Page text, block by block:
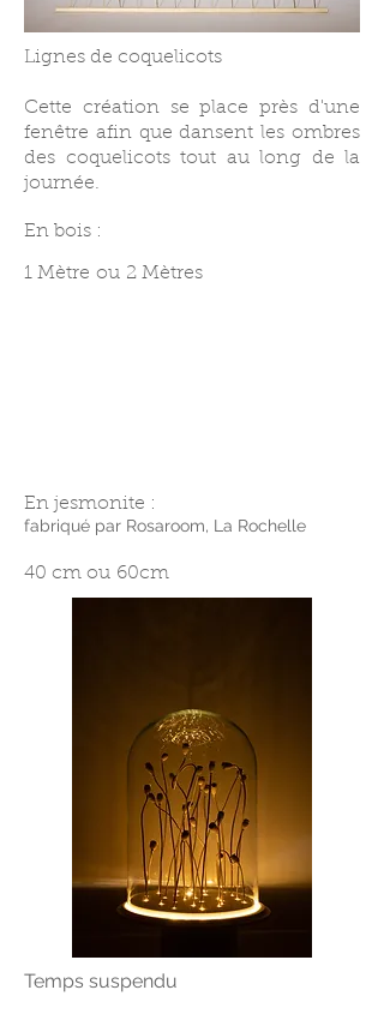
Lignes de coquelicots
Cette création se place près d'une
fenêtre afin que dansent les ombres
des coquelicots tout au long de la
journée.
En bois :
1 Mètre ou 2 Mètres
En jesmonite :
fabriqué par Rosaroom, La Rochelle
40 cm ou 60cm
Temps suspendu